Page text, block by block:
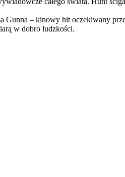
– kinowy hit oczekiwany
w dobro ludzkości.